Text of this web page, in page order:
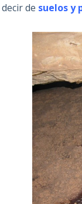
decir de suelos y